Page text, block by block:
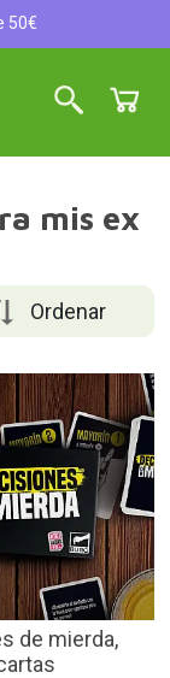
50€
mis ex
Ordenar
de mierda,